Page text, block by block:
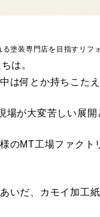
塗装専門店を目指すリフ
は。
は何とか持ちこたえ
場が大変苦しい展開
のMT工場ファク
いだ、カモイ加工